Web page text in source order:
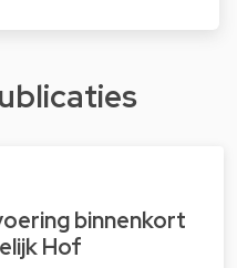
binnenkort
Hof